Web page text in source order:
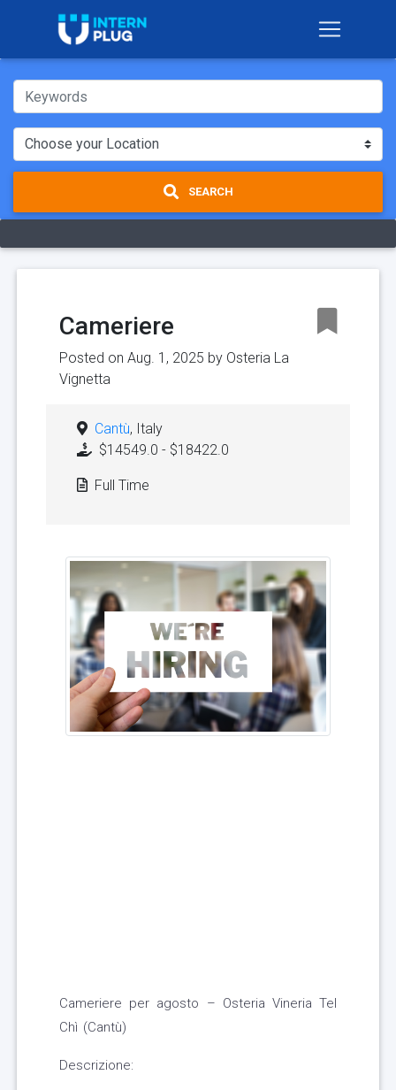
SEARCH
Cameriere
Posted on Aug. 1, 2025 by Osteria La
Vignetta
Cantù, Italy
$14549.0 - $18422.0
Full Time
Cameriere per agosto – Osteria Vineria Tel
Chì (Cantù)
Descrizione: